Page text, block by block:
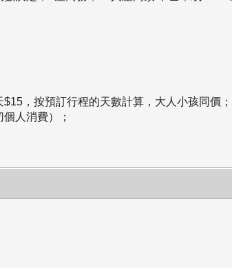
，按預訂行程的天數計算，大人小孩同價；
人消費）；